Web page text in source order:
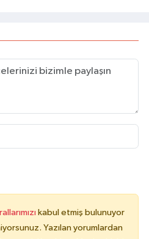
kabul etmiş bulunuyor
Yazılan yorumlardan